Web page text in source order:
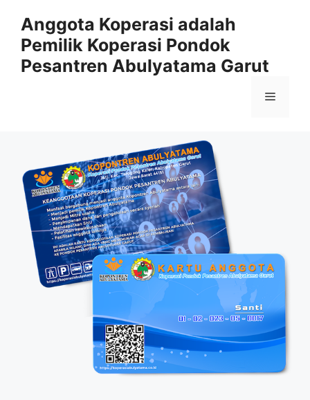
Anggota Koperasi adalah
Pemilik Koperasi Pondok
Pesantren Abulyatama Garut